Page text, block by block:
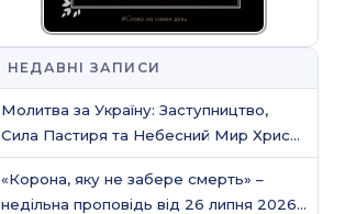
НЕДАВНІ ЗАПИСИ
Молитва за Україну: Заступництво,
Сила Пастиря та Небесний Мир Христа
/ Молитовне служіння
«Корона, яку не забере смерть» –
недільна проповідь від 26 липня 2026